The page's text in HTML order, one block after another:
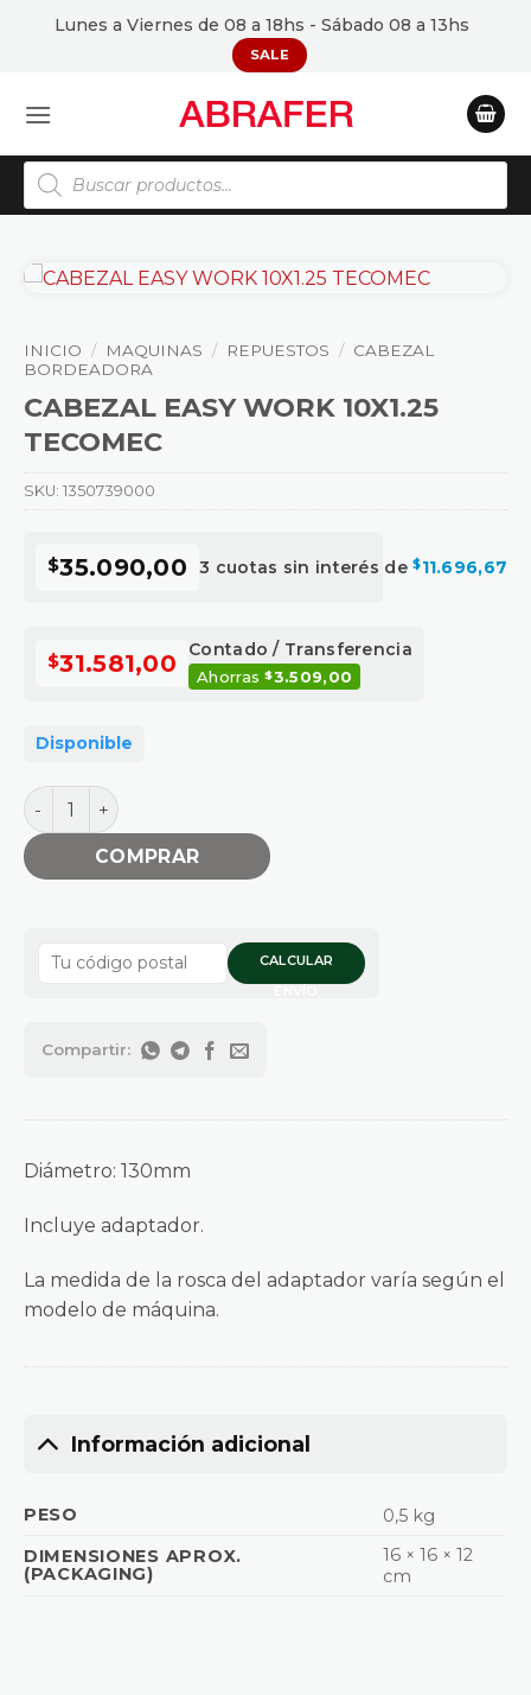
Lunes a Viernes de 08 a 18hs - Sábado 08 a 13hs
SALE
Búsqueda
de
productos
INICIO / MAQUINAS / REPUESTOS / CABEZAL
BORDEADORA
CABEZAL EASY WORK 10X1.25
TECOMEC
$35.090,00 3 cuotas sin interés de$11.696,67
$31.581,00
Contado / Transferencia
Ahorras$3.509,00
Diámetro: 130mm
Incluye adaptador.
La medida de la rosca del adaptador varía según el
modelo de máquina.
Disponible
CABEZAL EASY WORK 10X1.25 TECOMEC cantidad
COMPRAR
CALCULAR
SKU: 1350739000
Información adicional
PESO
0,5 kg
DIMENSIONES APROX.
(PACKAGING)
16 × 16 × 12
cm